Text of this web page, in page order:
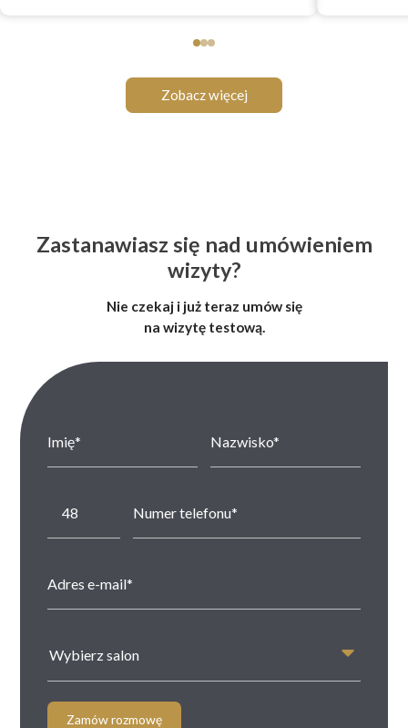
Zobacz więcej
Zastanawiasz się nad umówieniem
wizyty?
Nie czekaj i już teraz umów się
na wizytę testową.
Wybierz salon
Zamów rozmowę